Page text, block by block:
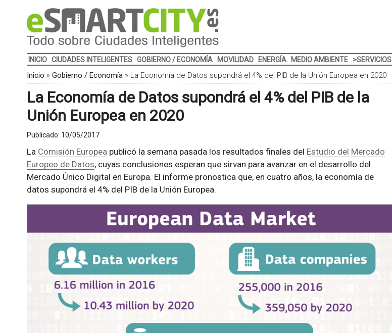
INICIO CIUDADES INTELIGENTES GOBIERNO / ECONOMÍA MOVILIDAD ENERGÍA MEDIO AMBIENTE >SERVICIOS
Inicio » Gobierno / Economía» La Economía de Datos supondrá el 4% del PIB de la Unión Europea en 2020
La Economía de Datos supondrá el 4% del PIB de la
Unión Europea en 2020
Publicado: 10/05/2017
La Comisión Europeapublicó la semana pasada los resultados finales del Estudio del Mercado
Europeo de Datos, cuyas conclusiones esperan que sirvan para avanzar en el desarrollo del
Mercado Único Digital en Europa. El informe pronostica que, en cuatro años, la economía de
datos supondrá el 4% del PIB de la Unión Europea.